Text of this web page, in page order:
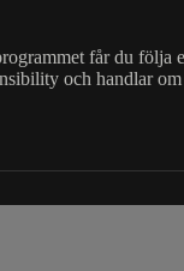
får du följa
och handlar